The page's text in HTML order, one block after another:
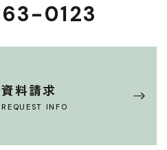
0123
資料請求
REQUEST INFO